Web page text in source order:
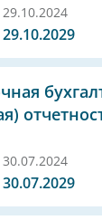
29.10.2024
30.07.2024